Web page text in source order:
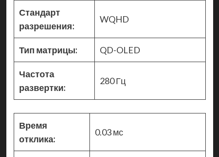
Стандарт
разрешения:
WQHD
Тип матрицы: QD-OLED
Частота
развертки:
280 Гц
Время
отклика:
0.03 мс